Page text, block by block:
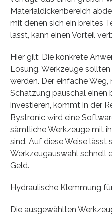
Materialdickenbereich
mit denen sich ein breites
lässt, kann einen Vorteil
Hier gilt: Die konkrete
Lösung. Werkzeuge
werden. Der einfache
Schätzung pauschal
investieren, kommt in der
Bystronic wird eine
sämtliche Werkzeuge mit
sind. Auf diese Weise lässt
Werkzeugauswahl schnell
Geld.
Hydraulische Klemmung
Die ausgewählten